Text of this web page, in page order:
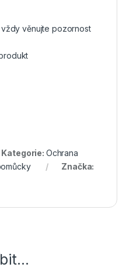
věnujte pozornost
Kategorie: Ochrana
Značka: